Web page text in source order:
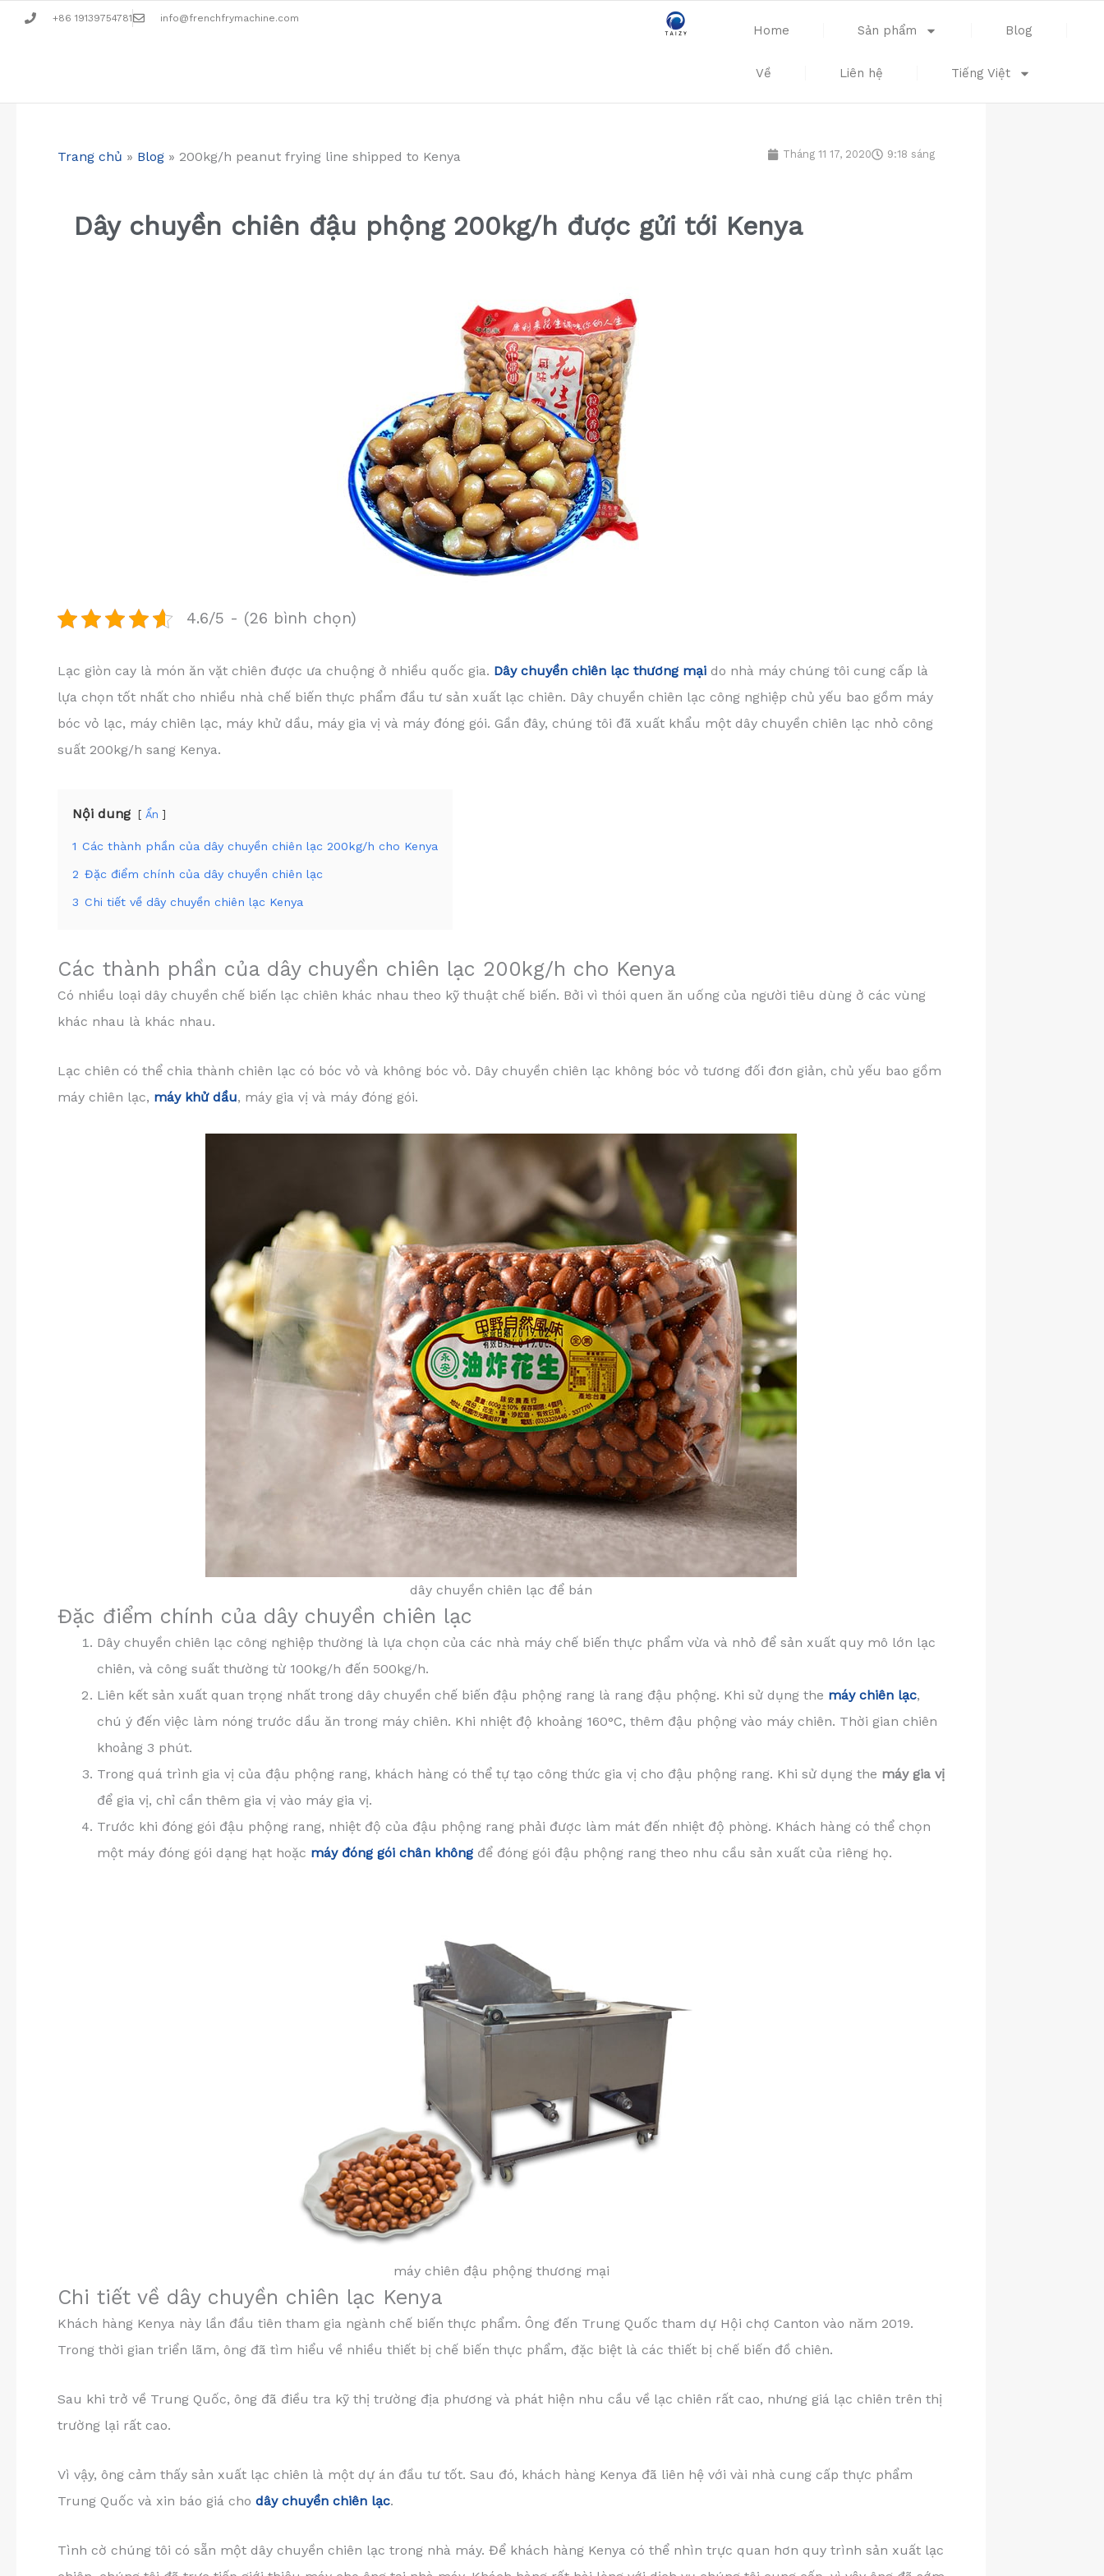
+86 19139754781 info@frenchfrymachine.com
Home Sản phẩm Blog
Về Liên hệ Tiếng Việt
Trang chủ » Blog » 200kg/h peanut frying line shipped to Kenya Tháng 11 17, 2020 9:18 sáng
Dây chuyền chiên đậu phộng 200kg/h được gửi tới Kenya
4.6/5 - (26 bình chọn)
Lạc giòn cay là món ăn vặt chiên được ưa chuộng ở nhiều quốc gia. Dây chuyền chiên lạc thương mại do nhà máy chúng tôi cung cấp là
lựa chọn tốt nhất cho nhiều nhà chế biến thực phẩm đầu tư sản xuất lạc chiên. Dây chuyền chiên lạc công nghiệp chủ yếu bao gồm máy
bóc vỏ lạc, máy chiên lạc, máy khử dầu, máy gia vị và máy đóng gói. Gần đây, chúng tôi đã xuất khẩu một dây chuyền chiên lạc nhỏ công
suất 200kg/h sang Kenya.
Nội dung Ẩn
1 Các thành phần của dây chuyền chiên lạc 200kg/h cho Kenya
2 Đặc điểm chính của dây chuyền chiên lạc
3 Chi tiết về dây chuyền chiên lạc Kenya
Các thành phần của dây chuyền chiên lạc 200kg/h cho Kenya
Có nhiều loại dây chuyền chế biến lạc chiên khác nhau theo kỹ thuật chế biến. Bởi vì thói quen ăn uống của người tiêu dùng ở các vùng
khác nhau là khác nhau.
Lạc chiên có thể chia thành chiên lạc có bóc vỏ và không bóc vỏ. Dây chuyền chiên lạc không bóc vỏ tương đối đơn giản, chủ yếu bao gồm
máy chiên lạc, máy khử dầu, máy gia vị và máy đóng gói.
dây chuyền chiên lạc để bán
Đặc điểm chính của dây chuyền chiên lạc
Dây chuyền chiên lạc công nghiệp thường là lựa chọn của các nhà máy chế biến thực phẩm vừa và nhỏ để sản xuất quy mô lớn lạc
chiên, và công suất thường từ 100kg/h đến 500kg/h.
Liên kết sản xuất quan trọng nhất trong dây chuyền chế biến đậu phộng rang là rang đậu phộng. Khi sử dụng the máy chiên lạc,
chú ý đến việc làm nóng trước dầu ăn trong máy chiên. Khi nhiệt độ khoảng 160°C, thêm đậu phộng vào máy chiên. Thời gian chiên
khoảng 3 phút.
Trong quá trình gia vị của đậu phộng rang, khách hàng có thể tự tạo công thức gia vị cho đậu phộng rang. Khi sử dụng the máy gia vị
để gia vị, chỉ cần thêm gia vị vào máy gia vị.
Trước khi đóng gói đậu phộng rang, nhiệt độ của đậu phộng rang phải được làm mát đến nhiệt độ phòng. Khách hàng có thể chọn
một máy đóng gói dạng hạt hoặc máy đóng gói chân không để đóng gói đậu phộng rang theo nhu cầu sản xuất của riêng họ.
máy chiên đậu phộng thương mại
Chi tiết về dây chuyền chiên lạc Kenya
Khách hàng Kenya này lần đầu tiên tham gia ngành chế biến thực phẩm. Ông đến Trung Quốc tham dự Hội chợ Canton vào năm 2019.
Trong thời gian triển lãm, ông đã tìm hiểu về nhiều thiết bị chế biến thực phẩm, đặc biệt là các thiết bị chế biến đồ chiên.
Sau khi trở về Trung Quốc, ông đã điều tra kỹ thị trường địa phương và phát hiện nhu cầu về lạc chiên rất cao, nhưng giá lạc chiên trên thị
trường lại rất cao.
Vì vậy, ông cảm thấy sản xuất lạc chiên là một dự án đầu tư tốt. Sau đó, khách hàng Kenya đã liên hệ với vài nhà cung cấp thực phẩm
Trung Quốc và xin báo giá cho dây chuyền chiên lạc.
Tình cờ chúng tôi có sẵn một dây chuyền chiên lạc trong nhà máy. Để khách hàng Kenya có thể nhìn trực quan hơn quy trình sản xuất lạc